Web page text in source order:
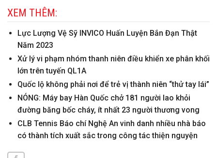
XEM THÊM:
Lực Lượng Vệ Sỹ INVICO Huấn Luyện Bắn Đạn Thật
Năm 2023
Xử lý vi phạm nhóm thanh niên điều khiển xe phân khối
lớn trên tuyến QL1A
Quốc lộ không phải nơi để trẻ vị thành niên “thử tay lái”
NÓNG: Máy bay Hàn Quốc chở 181 người lao khỏi
đường băng bốc cháy, ít nhất 23 người thương vong
CLB Tennis Báo chí Nghệ An vinh danh nhiều nhà báo
có thành tích xuất sắc trong công tác thiện nguyện